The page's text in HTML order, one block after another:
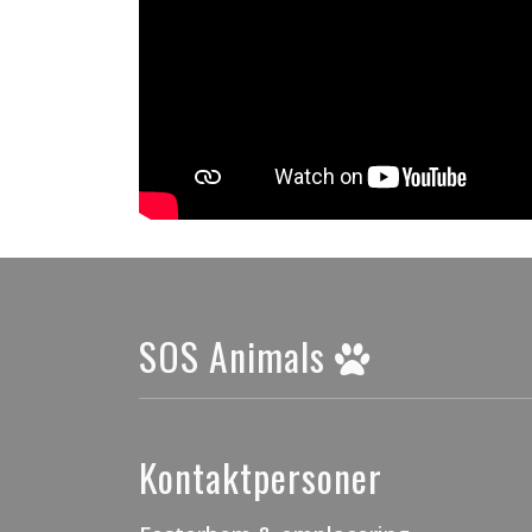
SOS Animals
Kontaktpersoner